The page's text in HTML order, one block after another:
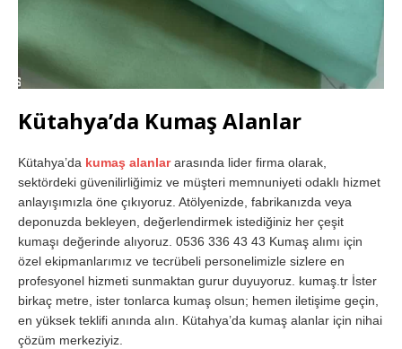
Kütahya’da Kumaş Alanlar
Kütahya’da kumaş alanlararasında lider firma olarak,
sektördeki güvenilirliğimiz ve müşteri memnuniyeti odaklı hizmet
anlayışımızla öne çıkıyoruz. Atölyenizde, fabrikanızda veya
deponuzda bekleyen, değerlendirmek istediğiniz her çeşit
kumaşı değerinde alıyoruz. 0536 336 43 43 Kumaş alımı için
özel ekipmanlarımız ve tecrübeli personelimizle sizlere en
profesyonel hizmeti sunmaktan gurur duyuyoruz. kumaş.tr İster
birkaç metre, ister tonlarca kumaş olsun; hemen iletişime geçin,
en yüksek teklifi anında alın. Kütahya’da kumaş alanlar için nihai
çözüm merkeziyiz.